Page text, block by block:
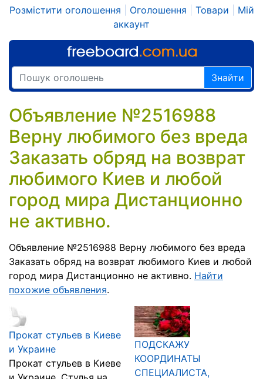
Розмістити оголошення Оголошення Товари
Мій
аккаунт
Знайти
Объявление №2516988
Верну любимого без вреда
Заказать обряд на возврат
любимого Киев и любой
город мира Дистанционно
не активно.
Объявление №2516988 Верну любимого без вреда
Заказать обряд на возврат любимого Киев и любой
город мира Дистанционно не активно. Найти
похожие объявления.
Прокат стульев в Киеве
и Украине
Прокат стульев в Киеве
ПОДСКАЖУ
КООРДИНАТЫ
СПЕЦИАЛИСТА,